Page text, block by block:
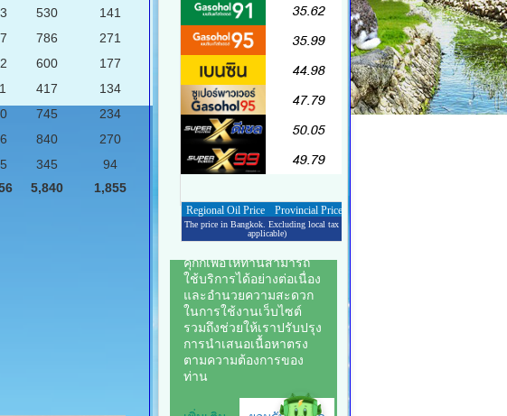
530
141
786
271
600
177
417
134
745
234
840
270
345
94
5,840 1,855